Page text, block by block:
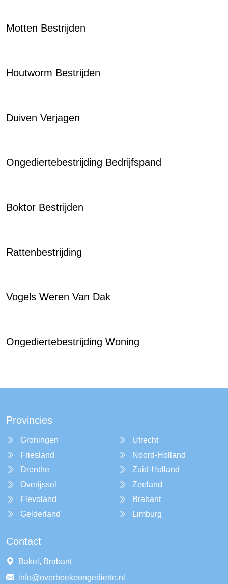
Motten Bestrijden
Houtworm Bestrijden
Duiven Verjagen
Ongediertebestrijding Bedrijfspand
Boktor Bestrijden
Rattenbestrijding
Vogels Weren Van Dak
Ongediertebestrijding Woning
Provincies
Groningen
Friesland
Drenthe
Overijssel
Flevoland
Gelderland
Utrecht
Noord-Holland
Zuid-Holland
Zeeland
Brabant
Limburg
Contact
Bakel, Brabant
info@overbeekeongedierte.nl